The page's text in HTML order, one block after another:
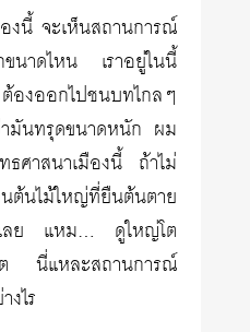
องนี้ จะเห็นสถานการณ์
นาดไหน เราอยู่ในนี้
องออกไปชนบทไกลๆ
ามันทรุดขนาดหนัก ผม
ศาสนาเมืองนี้ ถ้าไม่
นไม้ใหญ่ที่ยืนต้นตาย
ลย แหม… ดูใหญ่โต
นี่แหละสถานการณ์
ไร